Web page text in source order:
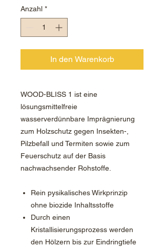
Anzahl *
In den Warenkorb
WOOD-BLISS 1 ist eine
lösungsmittelfreie
wasserverdünnbare Imprägnierung
zum Holzschutz gegen Insekten-,
Pilzbefall und Termiten sowie zum
Feuerschutz auf der Basis
nachwachsender Rohstoffe.
Rein pysikalisches Wirkprinzip
ohne biozide Inhaltsstoffe
Durch einen
Kristallisierungsprozess werden
den Hölzern bis zur Eindringtiefe